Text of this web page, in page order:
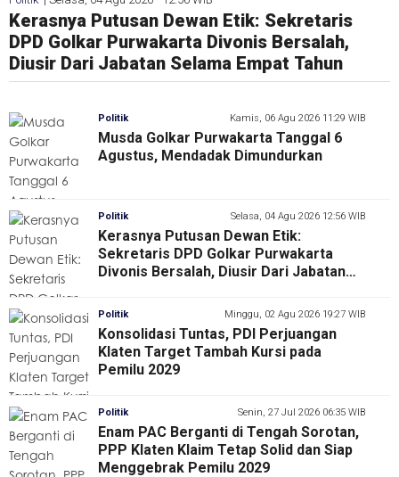
Musda Golkar Purwakarta Tanggal 6 Agustus,
Mendadak Dimundurkan
Kerasnya Putusan Dewan Etik: Sekretaris
DPD Golkar Purwakarta Divonis Bersalah,
Diusir Dari Jabatan Selama Empat Tahun
Diantar Dukungan 11 PAC, Asep Uwoh Resmi
Daftar Calon Ketua DPC Partai Hanura
Purwakarta
Songsong Pemilu 2029, Irham Jafar Lan Putra
Lantik 153 Relawan di Mesuji dan Perkuat
Basis Akar Rumput
Muscab PAN Dapil Jawa Barat 7 Satukan
Kader dan Relawan, DPW Tegaskan Target
Menang di Semua Tingkatan pada Pemilu
2029
Politik Kamis, 06 Agu 2026 11:29 WIB
Musda Golkar Purwakarta Tanggal 6
Agustus, Mendadak Dimundurkan
Politik Selasa, 04 Agu 2026 12:56 WIB
Kerasnya Putusan Dewan Etik:
Sekretaris DPD Golkar Purwakarta
Divonis Bersalah, Diusir Dari Jabatan
Politik Minggu, 02 Agu 2026 19:27 WIB
Konsolidasi Tuntas, PDI Perjuangan
Klaten Target Tambah Kursi pada
Pemilu 2029
Politik Senin, 27 Jul 2026 06:35 WIB
Enam PAC Berganti di Tengah Sorotan,
PPP Klaten Klaim Tetap Solid dan Siap
Menggebrak Pemilu 2029